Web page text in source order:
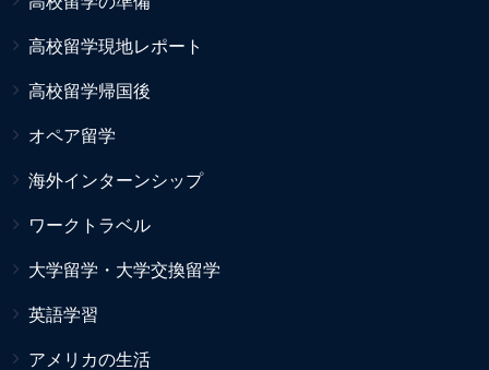
高校留学現地レポート
高校留学帰国後
オペア留学
海外インターンシップ
ワークトラベル
大学留学・大学交換留学
英語学習
アメリカの生活